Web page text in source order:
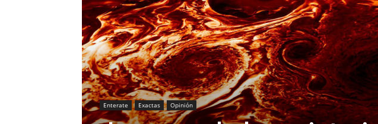
Enterate Exactas Opinión